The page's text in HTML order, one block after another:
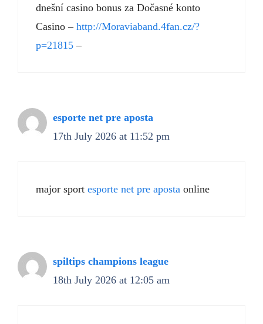
dnešní casino bonus za Dočasné konto
Casino – http://Moraviaband.4fan.cz/?
p=21815 –
esporte net pre aposta
17th July 2026 at 11:52 pm
major sport esporte net pre aposta online
spiltips champions league
18th July 2026 at 12:05 am